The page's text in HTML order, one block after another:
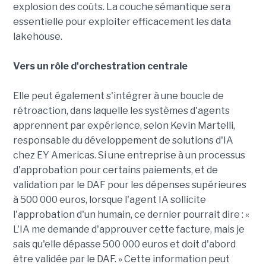
explosion des coûts. La couche sémantique sera
essentielle pour exploiter efficacement les data
lakehouse.
Vers un rôle d'orchestration centrale
Elle peut également s'intégrer à une boucle de
rétroaction, dans laquelle les systèmes d'agents
apprennent par expérience, selon Kevin Martelli,
responsable du développement de solutions d'IA
chez EY Americas. Si une entreprise à un processus
d'approbation pour certains paiements, et de
validation par le DAF pour les dépenses supérieures
à 500 000 euros, lorsque l'agent IA sollicite
l'approbation d'un humain, ce dernier pourrait dire : «
L'IA me demande d'approuver cette facture, mais je
sais qu'elle dépasse 500 000 euros et doit d'abord
être validée par le DAF. » Cette information peut